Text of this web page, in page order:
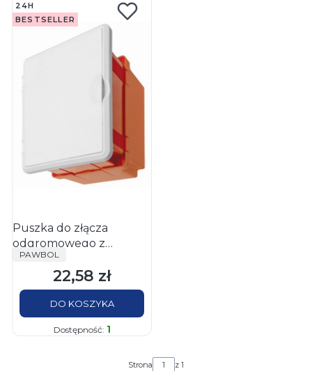
24H
BESTSELLER
Puszka do złącza
odgromowego z
drzwiczkami R.8144D
PRODUCENT
PAWBOL
Cena
22,58 zł
DO KOSZYKA
Dostępność: 1
Strona z 1